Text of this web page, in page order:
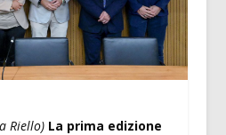
Riello) La prima edizione